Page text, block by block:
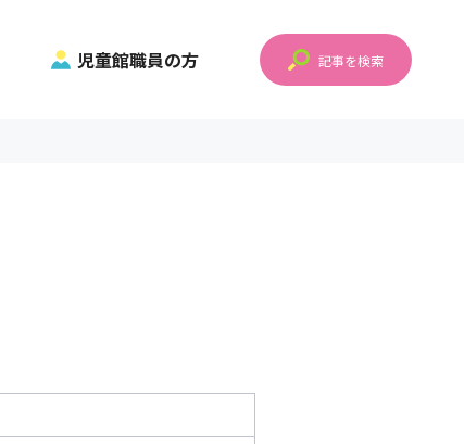
児童館職員の方 記事を検索